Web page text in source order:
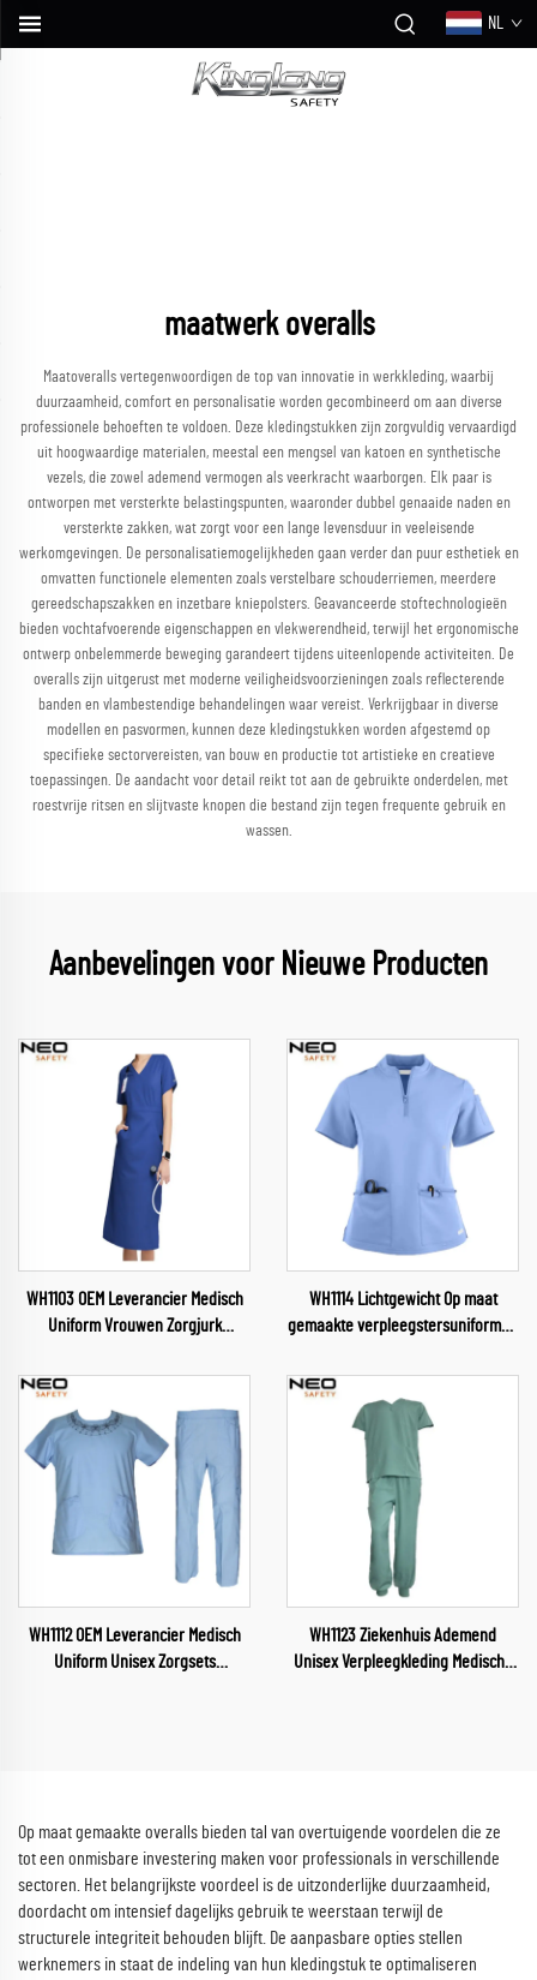
NL
maatwerk overalls
Maatoveralls vertegenwoordigen de top van innovatie in werkkleding, waarbij
duurzaamheid, comfort en personalisatie worden gecombineerd om aan diverse
professionele behoeften te voldoen. Deze kledingstukken zijn zorgvuldig vervaardigd
uit hoogwaardige materialen, meestal een mengsel van katoen en synthetische
vezels, die zowel ademend vermogen als veerkracht waarborgen. Elk paar is
ontworpen met versterkte belastingspunten, waaronder dubbel genaaide naden en
versterkte zakken, wat zorgt voor een lange levensduur in veeleisende
werkomgevingen. De personalisatiemogelijkheden gaan verder dan puur esthetiek en
omvatten functionele elementen zoals verstelbare schouderriemen, meerdere
gereedschapszakken en inzetbare kniepolsters. Geavanceerde stoftechnologieën
bieden vochtafvoerende eigenschappen en vlekwerendheid, terwijl het ergonomische
ontwerp onbelemmerde beweging garandeert tijdens uiteenlopende activiteiten. De
overalls zijn uitgerust met moderne veiligheidsvoorzieningen zoals reflecterende
banden en vlambestendige behandelingen waar vereist. Verkrijgbaar in diverse
modellen en pasvormen, kunnen deze kledingstukken worden afgestemd op
specifieke sectorvereisten, van bouw en productie tot artistieke en creatieve
toepassingen. De aandacht voor detail reikt tot aan de gebruikte onderdelen, met
roestvrije ritsen en slijtvaste knopen die bestand zijn tegen frequente gebruik en
wassen.
Aanbevelingen voor Nieuwe Producten
WH1103 OEM Leverancier Medisch
Uniform Vrouwen Zorgjurk
Vrouwelijke Uniformen Zachte en
Comfortabele Zorgkleding
Groothandel
WH1114 Lichtgewicht Op maat
gemaakte verpleegstersuniformen
Huisdierenziekenhuisbovenstuk
Schoonheidssalon Zorgpakken
WH1112 OEM Leverancier Medisch
Uniform Unisex Zorgsets
WH1123 Ziekenhuis Ademend
Unisex Verpleegkleding Medische
Op maat gemaakte overalls bieden tal van overtuigende voordelen die ze
tot een onmisbare investering maken voor professionals in verschillende
sectoren. Het belangrijkste voordeel is de uitzonderlijke duurzaamheid,
doordacht om intensief dagelijks gebruik te weerstaan terwijl de
structurele integriteit behouden blijft. De aanpasbare opties stellen
werknemers in staat de indeling van hun kledingstuk te optimaliseren